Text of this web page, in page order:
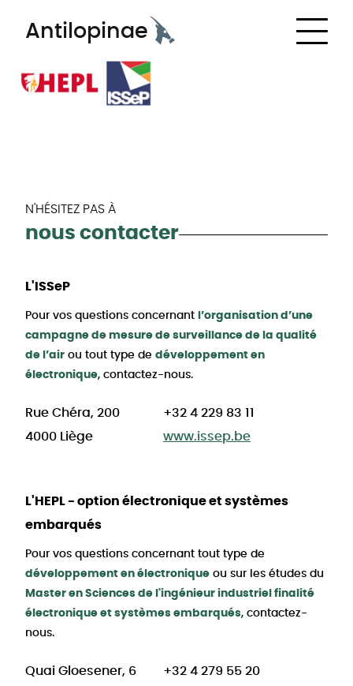
Contact
Antilopinae
Navigation
principale
N'HÉSITEZ PAS À
nous contacter
informations
L'ISSeP
Pour vos questions concernant l’organisation d’une
campagne de mesure de surveillance de la qualité
de l’air ou tout type de développement en
électronique, contactez-nous.
Rue Chéra, 200
4000
Liège
+32 4 229 83 11
www.issep.be
L'HEPLHaute
Ecole
la
province
de
- option électronique et systèmes
embarqués
Pour vos questions concernant tout type de
développement en électronique ou sur les études du
Master en Sciences de l'ingénieur industriel finalité
électronique et systèmes embarqués, contactez-
nous.
Quai Gloesener, 6
+32 4 279 55 20